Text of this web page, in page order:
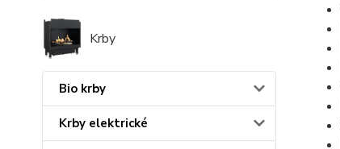
Krby
Bio krby
Krby elektrické